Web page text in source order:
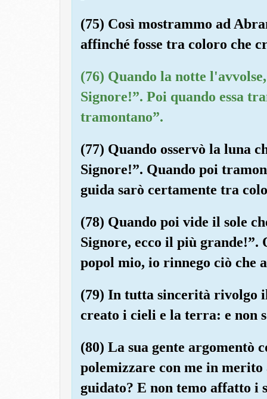
(75) Così mostrammo ad
affinché fosse tra coloro che
(76) Quando la notte
Signore!”. Poi quando essa
tramontano”.
(77) Quando osservò la luna
Signore!”. Quando poi
guida sarò certamente tra
(78) Quando poi vide il sole
Signore, ecco il più grande!”.
popol mio, io rinnego ciò che
(79) In tutta sincerità rivolgo
creato i cieli e la terra: e non
(80) La sua gente argomentò
polemizzare con me in
guidato? E non temo affatto